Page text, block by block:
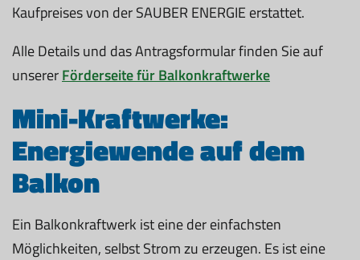
Kaufpreises von der SAUBER ENERGIE erstattet.
Alle Details und das Antragsformular finden Sie auf
unsererFörderseite für Balkonkraftwerke
Mini-Kraftwerke:
Energiewende auf dem
Balkon
Ein Balkonkraftwerk ist eine der einfachsten
Möglichkeiten, selbst Strom zu erzeugen. Es ist eine